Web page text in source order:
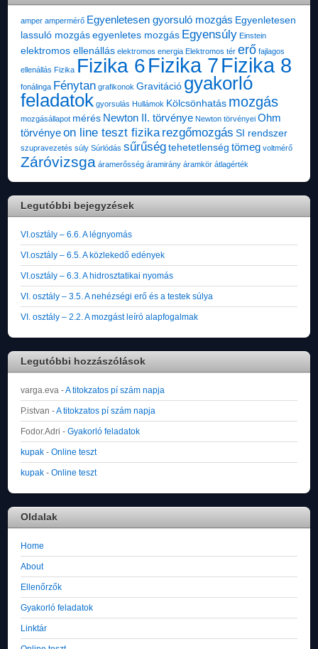
amper ampermérő Egyenletesen gyorsuló mozgás Egyenletesen
lassuló mozgás egyenletes mozgás Egyensúly Einstein
elektromos ellenállás elektromos energia Elektromos tér erő fajlagos
ellenállás Fizika Fizika 6Fizika 7Fizika 8
fonálinga Fénytan grafikonok Gravitáció gyakorló
feladatok gyorsulás Hullámok Kölcsönhatás mozgás
mozgásállapot mérés Newton II. törvénye Newton törvényei Ohm
törvényeon line teszt fizika rezgőmozgás SI rendszer
szupravezetés súly Súrlódás sűrűség tehetetlenség tömeg voltmérő
Záróvizsga áramerősség áramirány áramkör átlagérték
Legutóbbi bejegyzések
VI.osztály – 6.6. A légnyomás
VI.osztály – 6.5. A közlekedő edények
VI.osztály – 6.3. A hidrosztatikai nyomás
VI. osztály – 3.5. A nehézségi erő és a testek súlya
VI. osztály – 2.2. A mozgást leíró alapfogalmak
Legutóbbi hozzászólások
varga.eva -A titokzatos pí szám napja
P.istvan -A titokzatos pí szám napja
Fodor.Adri -Gyakorló feladatok
kupak -Online teszt
kupak -Online teszt
Oldalak
Home
About
Ellenőrzők
Gyakorló feladatok
Linktár